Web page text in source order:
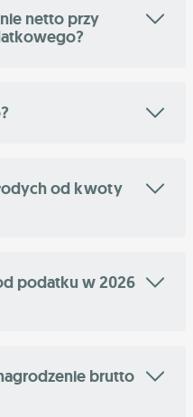
netto przy
od kwoty
podatku w 2026
brutto